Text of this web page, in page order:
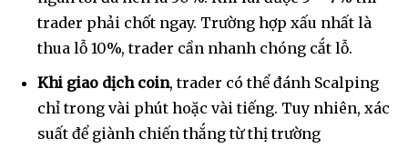
trader phải chốt ngay. Trường hợp xấu nhất là
thua lỗ 10%, trader cần nhanh chóng cắt lỗ.
Khi giao dịch coin, trader có thể đánh Scalping
chỉ trong vài phút hoặc vài tiếng. Tuy nhiên, xác
suất để giành chiến thắng từ thị trường